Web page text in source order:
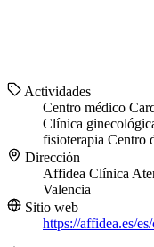
Actividades
Centro médico
Clínica
fisioterapia Centro
Dirección
Affidea Clínica
Valencia
Sitio web
https://affidea.es/